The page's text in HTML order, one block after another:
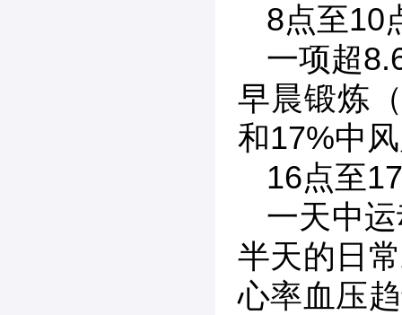
8点至10
一项超
早晨锻炼
和17%中
16点至
一天中
半天的日
心率血压